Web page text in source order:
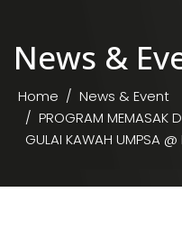
News &
Home
News & Event
PROGRAM MEMASAK
GULAI KAWAH UMPSA @